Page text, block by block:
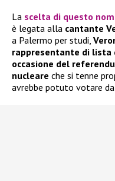
La scelta di questo
è legata alla cantante
a Palermo per studi,
rappresentante di lista
occasione del
nucleare che si tenne
avrebbe potuto votare